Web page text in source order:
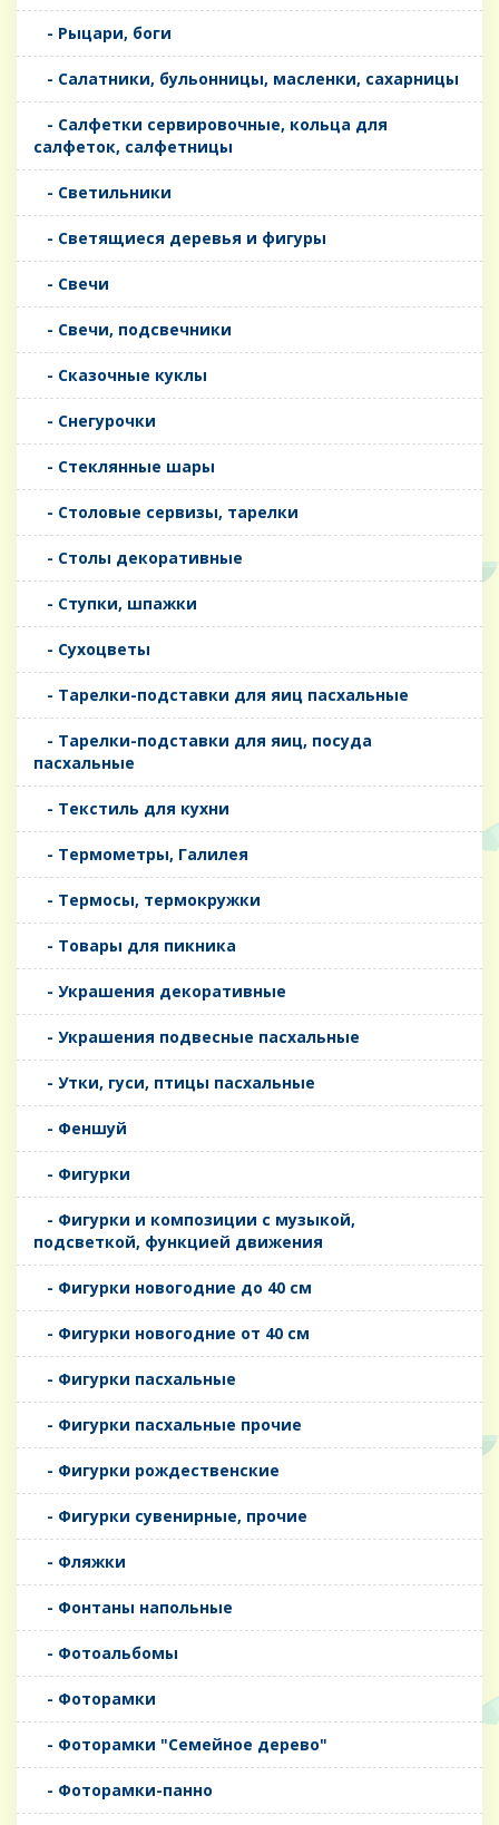
- Рыцари, боги
- Салатники, бульонницы, масленки, сахарницы
- Салфетки сервировочные, кольца для
салфеток, салфетницы
- Светильники
- Светящиеся деревья и фигуры
- Свечи
- Свечи, подсвечники
- Сказочные куклы
- Снегурочки
- Стеклянные шары
- Столовые сервизы, тарелки
- Столы декоративные
- Ступки, шпажки
- Сухоцветы
- Тарелки-подставки для яиц пасхальные
- Тарелки-подставки для яиц, посуда
пасхальные
- Текстиль для кухни
- Термометры, Галилея
- Термосы, термокружки
- Товары для пикника
- Украшения декоративные
- Украшения подвесные пасхальные
- Утки, гуси, птицы пасхальные
- Феншуй
- Фигурки
- Фигурки и композиции с музыкой,
подсветкой, функцией движения
- Фигурки новогодние до 40 см
- Фигурки новогодние от 40 см
- Фигурки пасхальные
- Фигурки пасхальные прочие
- Фигурки рождественские
- Фигурки сувенирные, прочие
- Фляжки
- Фонтаны напольные
- Фотоальбомы
- Фоторамки
- Фоторамки "Семейное дерево"
- Фоторамки-панно